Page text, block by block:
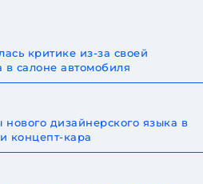
критике из-за своей
салоне автомобиля
нового дизайнерского языка в
концепт-кара